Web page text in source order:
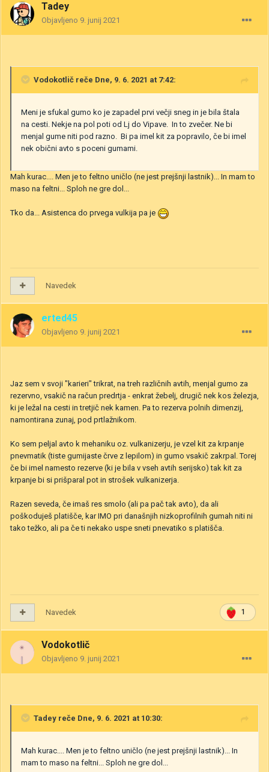
Tadey
Objavljeno 9. junij 2021
Vodokotlič reče Dne, 9. 6. 2021 at 7:42:
Meni je sfukal gumo ko je zapadel prvi večji sneg in je bila štala
na cesti. Nekje na pol poti od Lj do Vipave. In to zvečer. Ne bi
menjal gume niti pod razno. Bi pa imel kit za popravilo, če bi imel
nek obični avto s poceni gumami.
Mah kurac.... Men je to feltno uničlo (ne jest prejšnji lastnik)... In mam to
maso na feltni... Sploh ne gre dol...
Tko da... Asistenca do prvega vulkija pa je
Navedek
erted45
Objavljeno 9. junij 2021
Jaz sem v svoji "karieri" trikrat, na treh različnih avtih, menjal gumo za
rezervno, vsakič na račun predrtja - enkrat žebelj, drugič nek kos železja,
ki je ležal na cesti in tretjič nek kamen. Pa to rezerva polnih dimenzij,
namontirana zunaj, pod prtlažnikom.
Ko sem peljal avto k mehaniku oz. vulkanizerju, je vzel kit za krpanje
pnevmatik (tiste gumijaste črve z lepilom) in gumo vsakič zakrpal. Torej
če bi imel namesto rezerve (ki je bila v vseh avtih serijsko) tak kit za
krpanje bi si prišparal pot in strošek vulkanizerja.
Razen seveda, če imaš res smolo (ali pa pač tak avto), da ali
poškoduješ platišče, kar IMO pri današnjih nizkoprofilnih gumah niti ni
tako težko, ali pa če ti nekako uspe sneti pnevatiko s platišča.
1
Navedek
Vodokotlič
Objavljeno 9. junij 2021
Tadey reče Dne, 9. 6. 2021 at 10:30:
Mah kurac.... Men je to feltno uničlo (ne jest prejšnji lastnik)... In
mam to maso na feltni... Sploh ne gre dol...